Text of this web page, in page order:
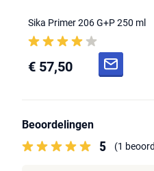
Sika Primer 206 G+P 250 ml
€ 57,50
Beoordelingen
5 (1